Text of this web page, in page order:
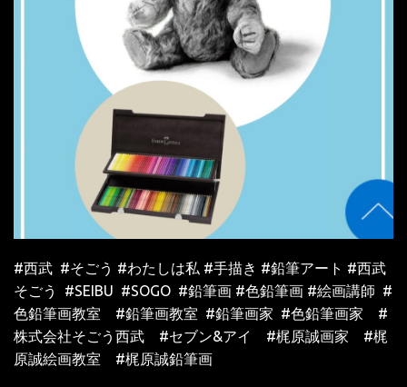
#西武 #そごう #わたしは私 #手描き #鉛筆アート #西武
そごう #SEIBU #SOGO #鉛筆画 #色鉛筆画 #絵画講師 #
色鉛筆画教室 #鉛筆画教室 #鉛筆画家 #色鉛筆画家 #
株式会社そごう西武 #セブン&アイ #梶原誠画家 #梶
原誠絵画教室 #梶原誠鉛筆画